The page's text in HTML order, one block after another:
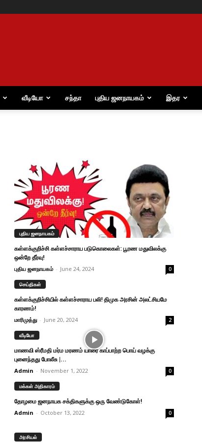
வீடியோ சந்தா புதிய ஜனநாயகம் இதர
புதிய ஜனநாயகம்
கள்ளக்குறிச்சி கள்ளச்சாராய படுகொலைகள்: பூரண மதுவிலக்கு
ஒன்றே தீர்வு!
புதிய ஜனநாயகம் - June 24, 2024 0
செய்திகள்
கள்ளக்குறிச்சியில் கள்ளச்சாராய பலி! திமுக அரசின் அலட்சியமே
காரணம்!
மாரிமுத்து - June 20, 2024 2
வீடியோ
மாணவி ஸ்ரீமதி மர்ம மரணம் யாரை காப்பாற்ற பொய் வழக்கு
புனைந்தது போலீசு |...
Admin - November 1, 2022 0
மக்கள் அதிகாரம்
தோழமை ஜனநாயக சக்திகளுக்கு ஒரு வேண்டுகோள்!
Admin - October 13, 2022 0
அரசியல்